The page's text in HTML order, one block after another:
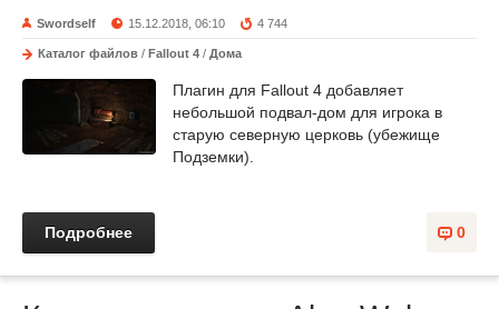
Swordself 15.12.2018, 06:10 4 744
Каталог файлов / Fallout 4 / Дома
Плагин для Fallout 4 добавляет
небольшой подвал-дом для игрока в
старую северную церковь (убежище
Подземки).
0
Подробнее